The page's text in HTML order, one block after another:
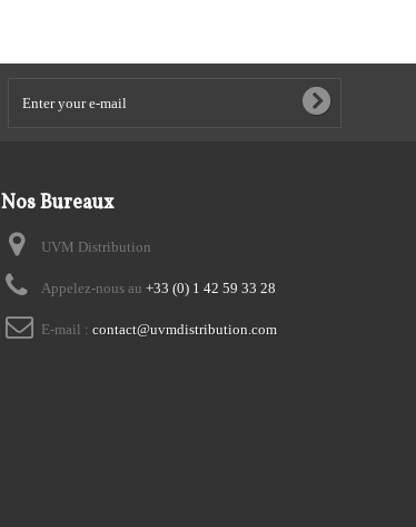
Nos Bureaux
UVM Distribution
Appelez-nous au +33 (0) 1 42 59 33 28
E-mail : contact@uvmdistribution.com